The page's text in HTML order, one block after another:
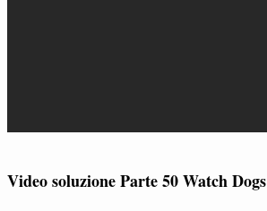
Video soluzione Parte 50 Watch Dogs